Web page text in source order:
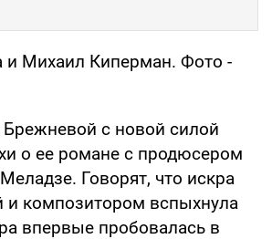
и Михаил Киперман. Фото -
с новой силой
о ее романе с продюсером
Говорят, что искра
и композитором вспыхнула
впервые пробовалась в